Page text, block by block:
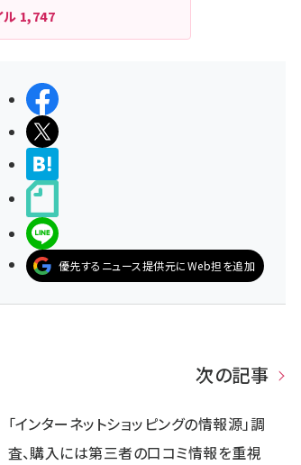
ル 1,747
シェアする
ポストする
LINEで送る
優先するニュース提供元にWeb担を追加
次の記事
「インターネットショッピングの情報源」調
査、購入には第三者の口コミ情報を重視